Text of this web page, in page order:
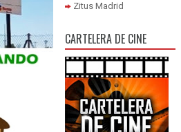
Zitus Madrid
CARTELERA DE CINE